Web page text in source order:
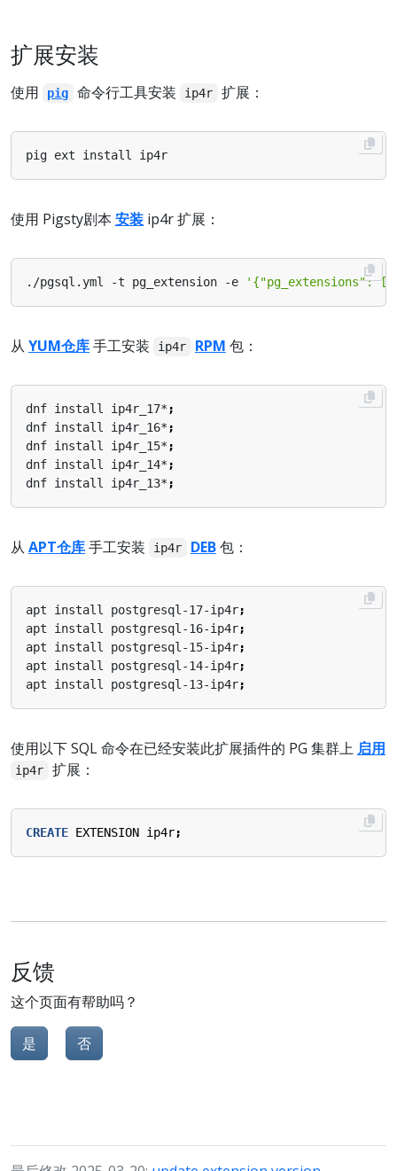
扩展安装
使用 pig 命令行工具安装 ip4r 扩展：
使用 Pigsty剧本 安装 ip4r 扩展：
./pgsql.yml -t pg_extension -e '{"pg_extensions":
从 YUM仓库手工安装 ip4r RPM 包：
dnf install ip4r_17* ;
dnf install ip4r_16* ;
dnf install ip4r_15* ;
dnf install ip4r_14* ;
dnf install ip4r_13* ;
从 APT仓库手工安装 ip4r DEB包：
apt install postgresql-17-ip4r;
apt install postgresql-16-ip4r;
apt install postgresql-15-ip4r;
apt install postgresql-14-ip4r;
apt install postgresql-13-ip4r;
使用以下 SQL 命令在已经安装此扩展插件的 PG 集群上 启用
ip4r 扩展：
CREATE EXTENSION ip4r;
反馈
这个页面有帮助吗？
是 否